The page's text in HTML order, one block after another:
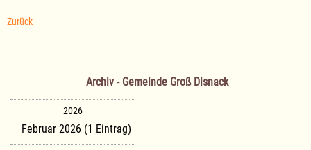
Zurück
Archiv - Gemeinde Groß Disnack
2026
Februar 2026 (1 Eintrag)